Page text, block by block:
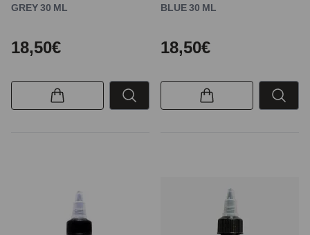
GREY 30 ML
18,50€
BLUE 30 ML
18,50€